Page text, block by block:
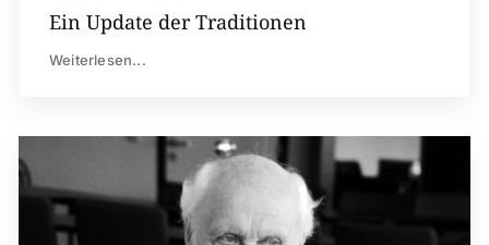
Ein Update der Traditionen
Weiterlesen...